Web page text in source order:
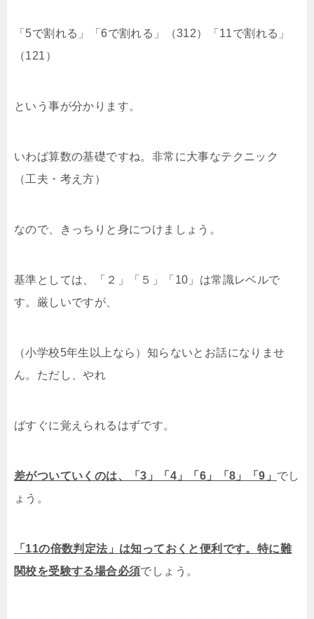
「5で割れる」「6で割れる」（312）「11で割れる」
（121）
という事が分かります。
いわば算数の基礎ですね。非常に大事なテクニック
（工夫・考え方）
なので、きっちりと身につけましょう。
基準としては、「２」「５」「10」は常識レベルで
す。厳しいですが、
（小学校5年生以上なら）知らないとお話になりませ
ん。ただし、やれ
ばすぐに覚えられるはずです。
差がついていくのは、「3」「4」「6」「8」「9」 でし
ょう。
「11の倍数判定法」は知っておくと便利です。特に難
関校を受験する場合必須でしょう。